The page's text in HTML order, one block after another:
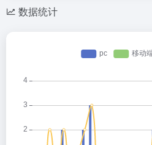
数据统计